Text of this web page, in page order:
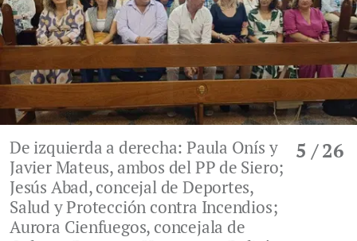
5 / 26
De izquierda a derecha: Paula Onís y
Javier Mateus, ambos del PP de Siero;
Jesús Abad, concejal de Deportes,
Salud y Protección contra Incendios;
Aurora Cienfuegos, concejala de